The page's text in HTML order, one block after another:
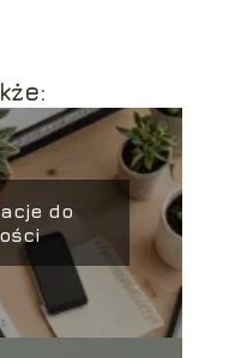
do